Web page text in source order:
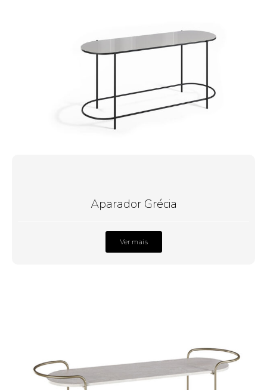
Aparador Grécia
Ver mais